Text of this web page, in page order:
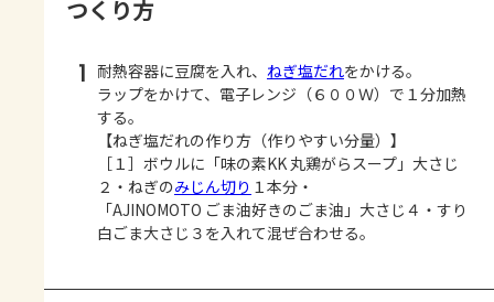
つくり方
1 耐熱容器に豆腐を入れ、 ねぎ塩だれをかける。
ラップをかけて、電子レンジ（６００Ｗ）で１分加熱
する。
【ねぎ塩だれの作り方（作りやすい分量）】
［１］ボウルに「味の素KK 丸鶏がらスープ」大さじ
２・ねぎのみじん切り １本分・
「AJINOMOTO ごま油好きのごま油」大さじ４・すり
白ごま大さじ３を入れて混ぜ合わせる。